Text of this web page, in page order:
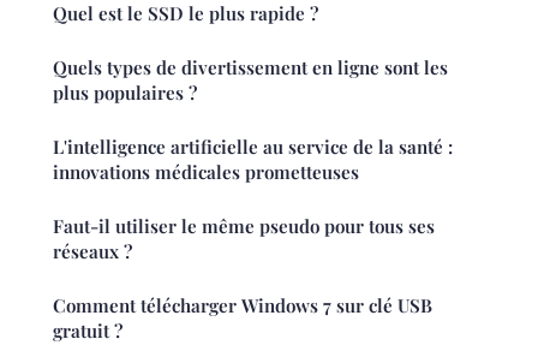
Quel est le SSD le plus rapide ?
Quels types de divertissement en ligne sont les
plus populaires ?
L'intelligence artificielle au service de la santé :
innovations médicales prometteuses
Faut-il utiliser le même pseudo pour tous ses
réseaux ?
Comment télécharger Windows 7 sur clé USB
gratuit ?